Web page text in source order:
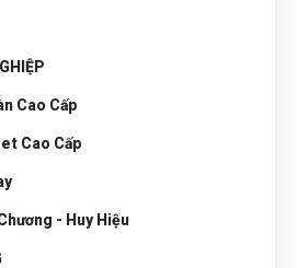
Cao Cấp
Cao Cấp
- Huy Hiệu